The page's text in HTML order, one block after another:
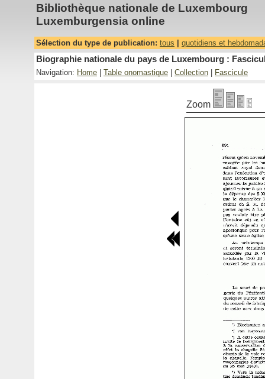
Bibliothèque nationale de Luxembourg
Luxemburgensia online
Sélection du type de publication: tous quotidiens et
Biographie nationale du pays de Luxembourg :
Navigation: Home Table onomastique Collection Fascicule
Zoom